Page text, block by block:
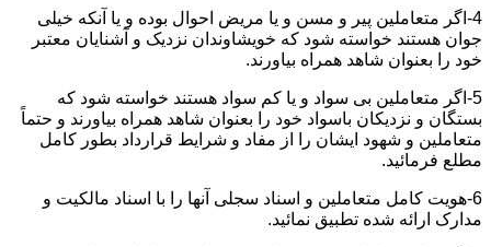
4-اگر متعاملین پیر و مسن و یا مریض احوال بوده و یا آنکه خیلی
جوان هستند خواسته شود که خویشاوندان نزدیک و آشنایان معتبر
خود را بعنوان شاهد همراه بیاورند.
5-اگر متعاملین بی سواد و یا کم سواد هستند خواسته شود که
بستگان و نزدیکان باسواد خود را بعنوان شاهد همراه بیاورند و حتماً
متعاملین و شهود ایشان را از مفاد و شرایط قرارداد بطور کامل
مطلع فرمائید.
6-هویت کامل متعاملین و اسناد سجلی آنها را با اسناد مالکیت و
مدارک ارائه شده تطبیق نمائید.